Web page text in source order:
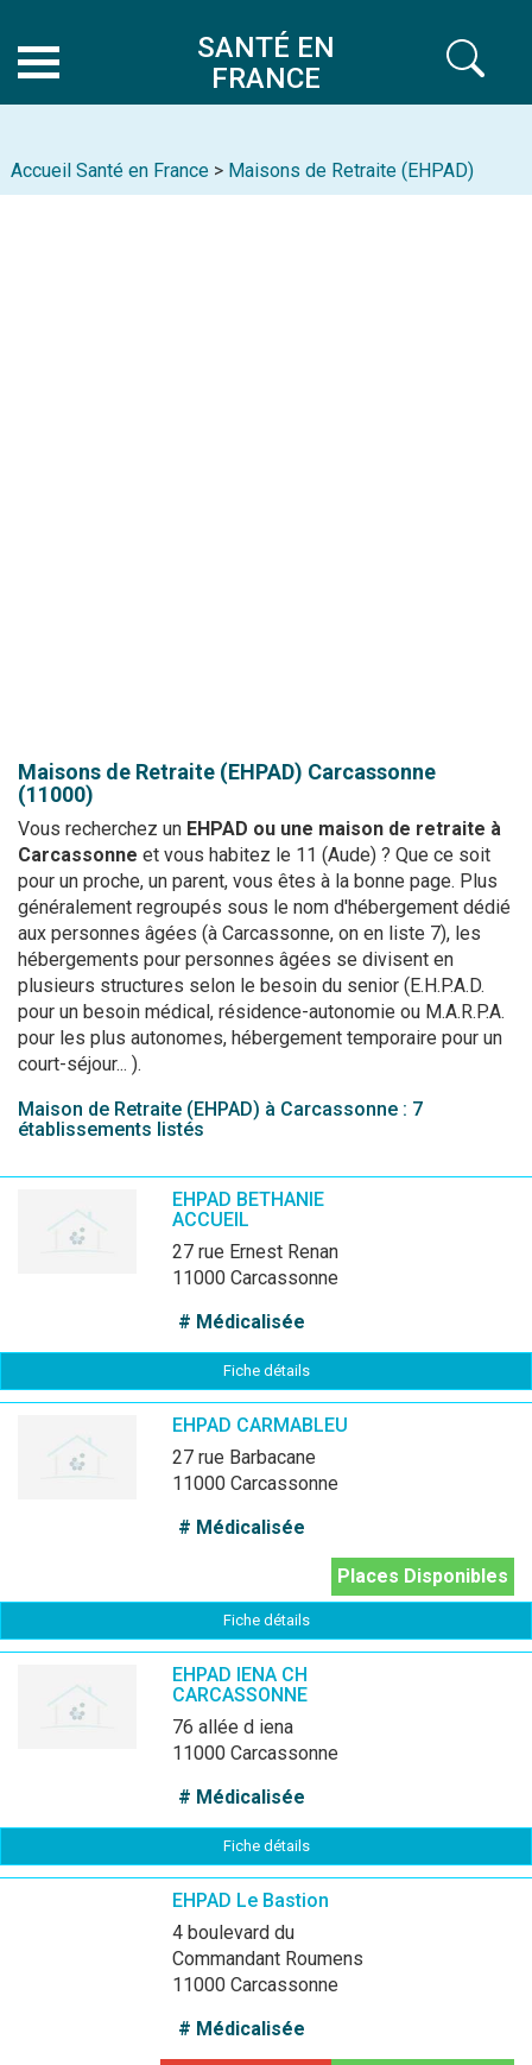
SANTÉ EN
FRANCE
Accueil Santé en France > Maisons de Retraite (EHPAD)
Maisons de Retraite (EHPAD) Carcassonne
(11000)
Vous recherchez un EHPAD ou une maison de retraite à
Carcassonne et vous habitez le 11 (Aude) ? Que ce soit
pour un proche, un parent, vous êtes à la bonne page. Plus
généralement regroupés sous le nom d'hébergement dédié
aux personnes âgées (à Carcassonne, on en liste 7), les
hébergements pour personnes âgées se divisent en
plusieurs structures selon le besoin du senior (E.H.P.A.D.
pour un besoin médical, résidence-autonomie ou M.A.R.P.A.
pour les plus autonomes, hébergement temporaire pour un
court-séjour... ).
Maison de Retraite (EHPAD) à Carcassonne : 7
établissements listés
EHPAD BETHANIE
ACCUEIL
27 rue Ernest Renan
11000 Carcassonne
# Médicalisée
Fiche détails
EHPAD CARMABLEU
27 rue Barbacane
11000 Carcassonne
# Médicalisée
Places Disponibles
Fiche détails
EHPAD IENA CH
CARCASSONNE
76 allée d iena
11000 Carcassonne
# Médicalisée
Fiche détails
EHPAD Le Bastion
4 boulevard du
Commandant Roumens
11000 Carcassonne
# Médicalisée